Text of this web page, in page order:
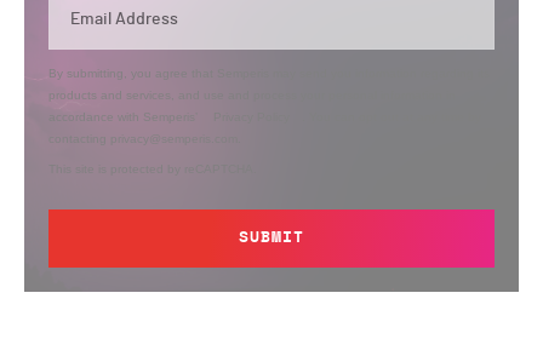
By submitting, you agree that Semperis may send you information regarding its
products and services, and use and process your personal information in
accordance with Semperis’
contacting privacy@semperis.com.
SUBMIT